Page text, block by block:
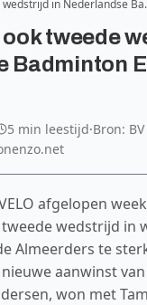
in Nederlandse
tweede
Badminton
5 min leestijd·Bron:
afgelopen
wedstrijd in
Almeerders te
aanwinst
won met